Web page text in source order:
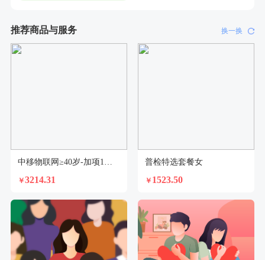
推荐商品与服务 换一换
￥3214.31
普检特选套餐女
￥ 1523.50